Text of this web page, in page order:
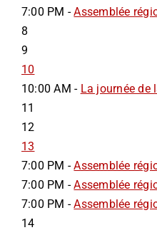
7:00 PM -Assemblée
8
9
10
10:00 AM - La journée de
11
12
13
7:00 PM -Assemblée
7:00 PM -Assemblée
7:00 PM -Assemblée
14